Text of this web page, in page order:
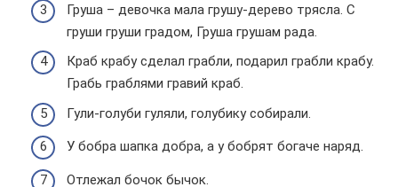
Груша – девочка мала грушу-дерево трясла. С
груши груши градом, Груша грушам рада.
Краб крабу сделал грабли, подарил грабли крабу.
Грабь граблями гравий краб.
Гули-голуби гуляли, голубику собирали.
У бобра шапка добра, а у бобрят богаче наряд.
Отлежал бочок бычок.